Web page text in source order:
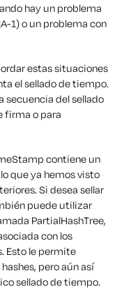
hay un problema
1) o un problema con
estas situaciones
el sellado de tiempo.
secuencia del sellado
firma o para
contiene un
que ya hemos visto
Si desea sellar
puede utilizar
PartialHashTree,
con los
Esto le permite
pero aún así
sellado de tiempo.